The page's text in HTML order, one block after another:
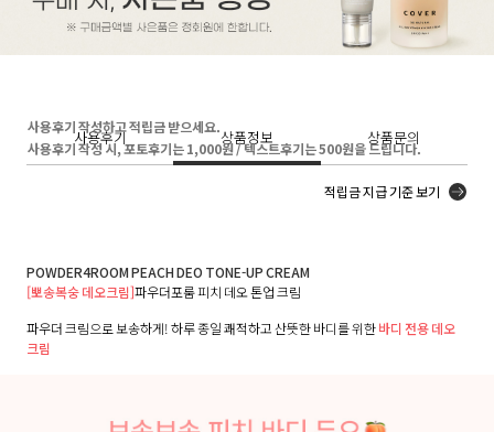
사용후기 상품정보 상품문의
사용후기 작성하고 적립금 받으세요.
사용후기 작성 시, 포토후기는 1,000원 / 텍스트후기는 500원을 드립니다.
적립금 지급 기준 보기
POWDER4ROOM PEACH DEO TONE-UP CREAM
[뽀송복숭 데오크림]파우더포룸 피치 데오 톤업 크림
파우더 크림으로 보송하게! 하루 종일 쾌적하고 산뜻한 바디를 위한바디 전용 데오
크림